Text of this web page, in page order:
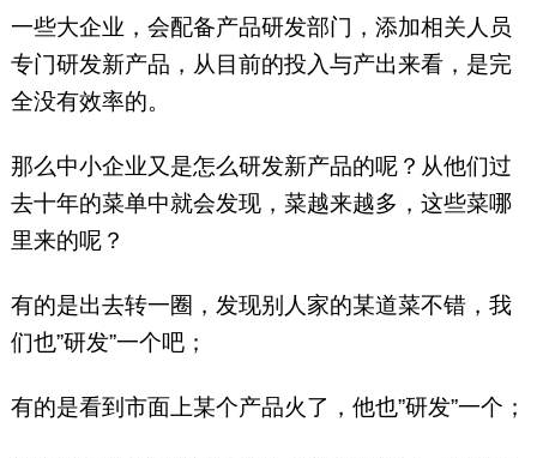
一些大企业，会配备产品研发部门，添加相关人员
专门研发新产品，从目前的投入与产出来看，是完
全没有效率的。
那么中小企业又是怎么研发新产品的呢？从他们过
去十年的菜单中就会发现，菜越来越多，这些菜哪
里来的呢？
有的是出去转一圈，发现别人家的某道菜不错，我
们也”研发”一个吧；
有的是看到市面上某个产品火了，他也”研发”一个；